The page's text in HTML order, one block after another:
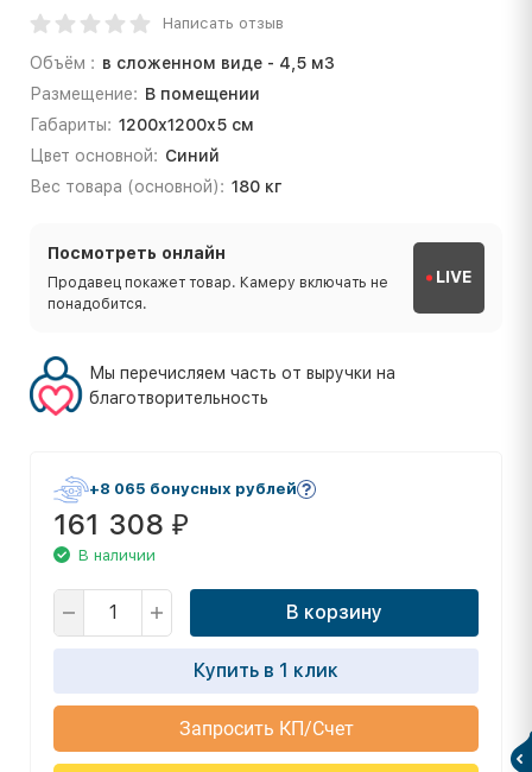
Написать отзыв
Объём : в сложенном виде - 4,5 м3
Размещение: В помещении
Габариты: 1200х1200х5 см
Цвет основной: Синий
Вес товара (основной): 180 кг
Посмотреть онлайн
Продавец покажет товар. Камеру включать не
понадобится.
LIVE
Мы перечисляем часть от выручки на
благотворительность
+8 065 бонусных рублей
161 308 ₽
В наличии
В корзину
Купить в 1 клик
Запросить КП/Счет